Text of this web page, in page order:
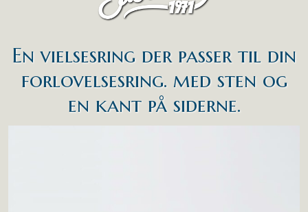
En vielsesring der passer til din
forlovelsesring. med sten og
en kant på siderne.